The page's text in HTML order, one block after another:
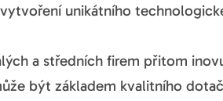
unikátního
a středních firem přitom
být základem kvalitního